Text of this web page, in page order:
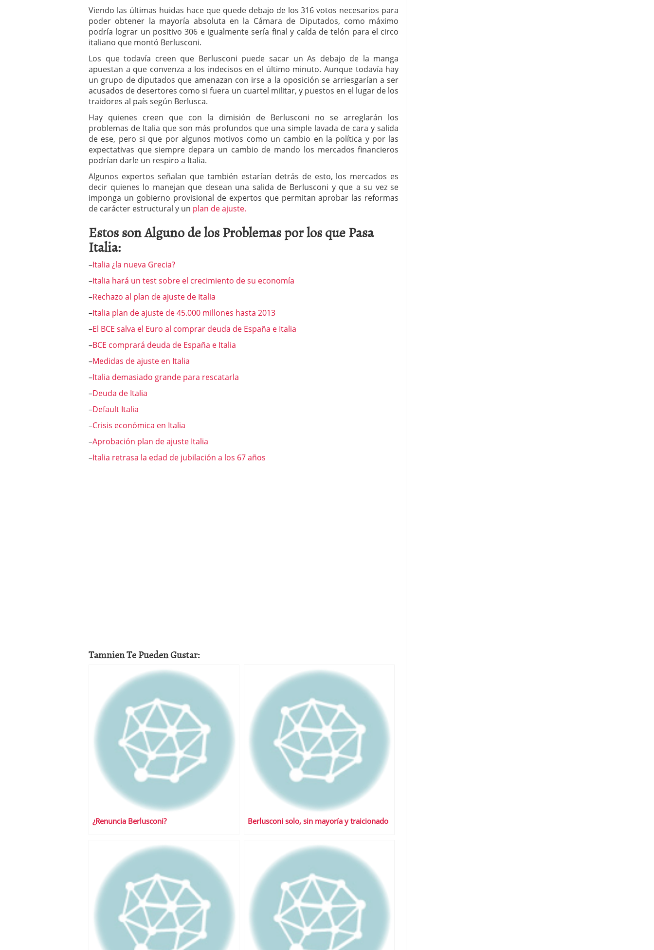
Viendo las últimas huidas hace que quede debajo de los 316 votos necesarios para
poder obtener la mayoría absoluta en la Cámara de Diputados, como máximo
podría lograr un positivo 306 e igualmente sería final y caída de telón para el circo
italiano que montó Berlusconi.
Los que todavía creen que Berlusconi puede sacar un As debajo de la manga
apuestan a que convenza a los indecisos en el último minuto. Aunque todavía hay
un grupo de diputados que amenazan con irse a la oposición se arriesgarían a ser
acusados de desertores como si fuera un cuartel militar, y puestos en el lugar de los
traidores al país según Berlusca.
Hay quienes creen que con la dimisión de Berlusconi no se arreglarán los
problemas de Italia que son más profundos que una simple lavada de cara y salida
de ese, pero si que por algunos motivos como un cambio en la política y por las
expectativas que siempre depara un cambio de mando los mercados financieros
podrían darle un respiro a Italia.
Algunos expertos señalan que también estarían detrás de esto, los mercados es
decir quienes lo manejan que desean una salida de Berlusconi y que a su vez se
imponga un gobierno provisional de expertos que permitan aprobar las reformas
de carácter estructural y un plan de ajuste.
Estos son Alguno de los Problemas por los que Pasa
Italia:
–Italia ¿la nueva Grecia?
–Italia hará un test sobre el crecimiento de su economía
–Rechazo al plan de ajuste de Italia
–Italia plan de ajuste de 45.000 millones hasta 2013
–El BCE salva el Euro al comprar deuda de España e Italia
–BCE comprará deuda de España e Italia
–Medidas de ajuste en Italia
–Italia demasiado grande para rescatarla
–Deuda de Italia
–Default Italia
–Crisis económica en Italia
–Aprobación plan de ajuste Italia
–Italia retrasa la edad de jubilación a los 67 años
Tamnien Te Pueden Gustar:
¿Renuncia Berlusconi? Berlusconi solo, sin mayoría y traicionado